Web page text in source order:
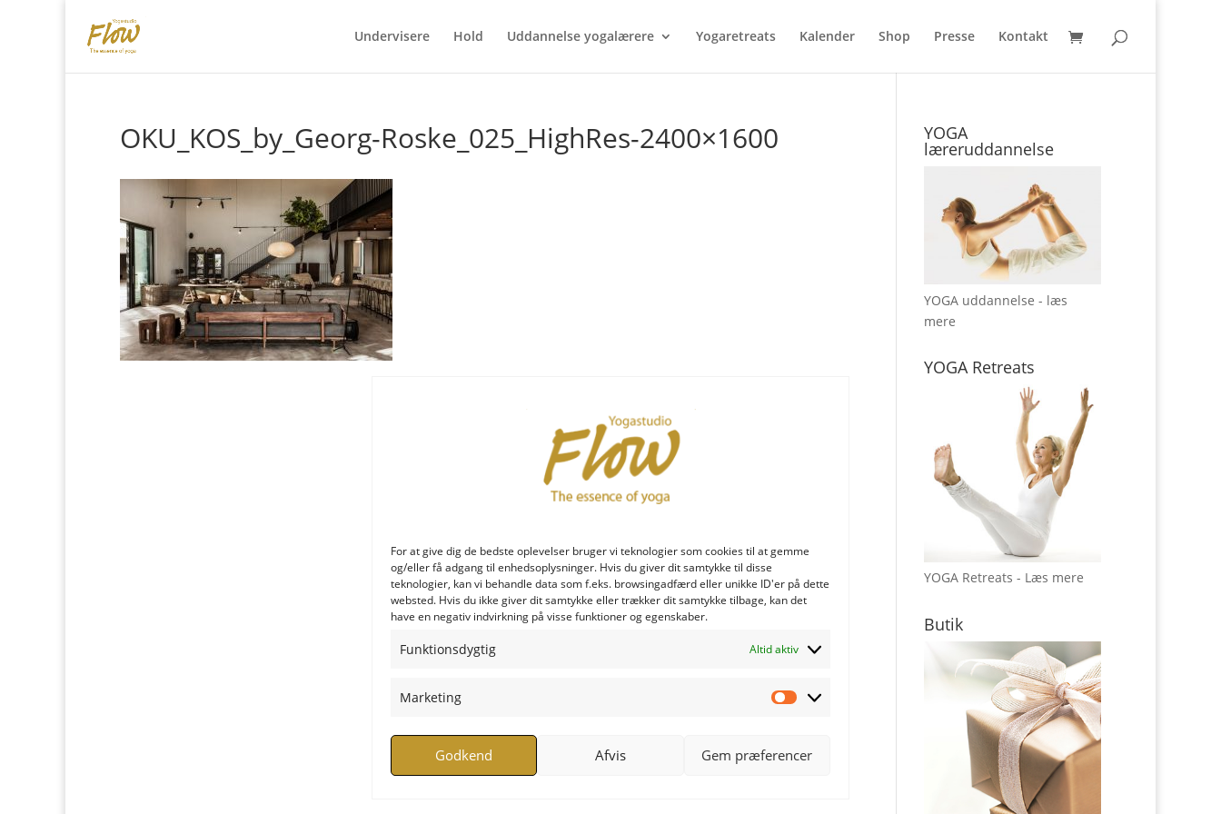
For at give dig de bedste oplevelser bruger vi teknologier som cookies til at gemme
og/eller få adgang til enhedsoplysninger. Hvis du giver dit samtykke til disse
teknologier, kan vi behandle data som f.eks. browsingadfærd eller unikke ID'er på dette
websted. Hvis du ikke giver dit samtykke eller trækker dit samtykke tilbage, kan det
have en negativ indvirkning på visse funktioner og egenskaber.
Funktionsdygtig Altid aktiv
Marketing
Marketing
Godkend Afvis Gem præferencer
Undervisere Hold Uddannelse yogalærere Yogaretreats Kalender Shop Presse Kontakt
OKU_KOS_by_Georg-Roske_025_HighRes-2400×1600 YOGA
læreruddannelse
YOGA uddannelse - læs
mere
YOGA Retreats
YOGA Retreats - Læs mere
Butik